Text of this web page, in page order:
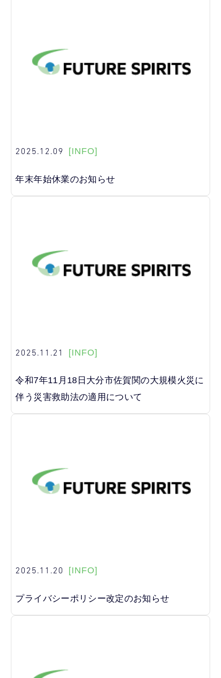
2025.12.09 [INFO]
年末年始休業のお知らせ
2025.11.21 [INFO]
令和7年11月18日大分市佐賀関の大規模火災に
伴う災害救助法の適用について
2025.11.20 [INFO]
プライバシーポリシー改定のお知らせ